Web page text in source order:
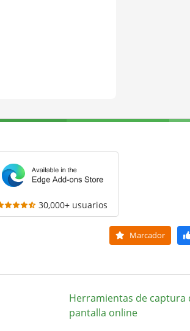
30,000+ usuarios
Marcador
Herramientas de captura
pantalla online